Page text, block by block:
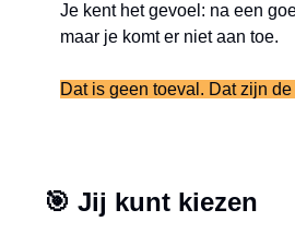
Je kent het gevoel: na een
maar je komt er niet aan toe.
Dat is geen toeval. Dat zijn
🎯 Jij kunt kiezen